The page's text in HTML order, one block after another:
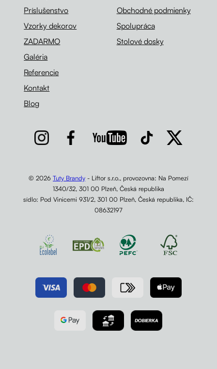
Príslušenstvo
Vzorky dekorov
ZADARMO
Galéria
Referencie
Kontakt
Blog
Obchodné podmienky
Spolupráca
Stolové dosky
© 2026 Tuty Brandy- Liftor s.r.o., provozovna: Na Pomezí
1340/32, 301 00 Plzeň, Česká republika
sídlo: Pod Vinicemi 931/2, 301 00 Plzeň, Česká republika, IČ:
08632197